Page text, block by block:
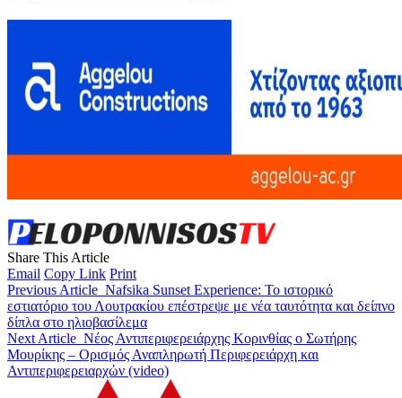
Share This Article
Email Copy Link Print
Previous Article Nafsika Sunset Experience: Το ιστορικό
εστιατόριο του Λουτρακίου επέστρεψε με νέα ταυτότητα και δείπνο
δίπλα στο ηλιοβασίλεμα
Next Article Nέος Αντιπεριφερειάρχης Κορινθίας ο Σωτήρης
Μουρίκης – Ορισμός Αναπληρωτή Περιφερειάρχη και
Αντιπεριφερειαρχών (video)